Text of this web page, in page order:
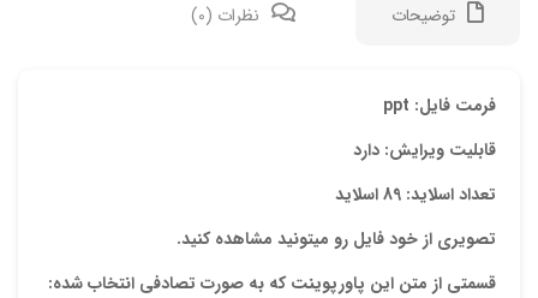
توضیحات نظرات (0)
فرمت فایل: ppt
قابلیت ویرایش: دارد
تعداد اسلاید: 89 اسلاید
تصویری از خود فایل رو میتونید مشاهده کنید.
قسمتی از متن این پاورپوینت که به صورت تصادفی انتخاب شده: